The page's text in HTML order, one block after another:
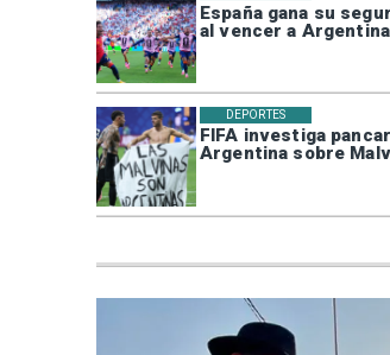
España gana su
al vencer a Argentina
FIFA investiga
Argentina sobre
DEPORTES